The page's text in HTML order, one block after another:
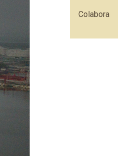
Colabora